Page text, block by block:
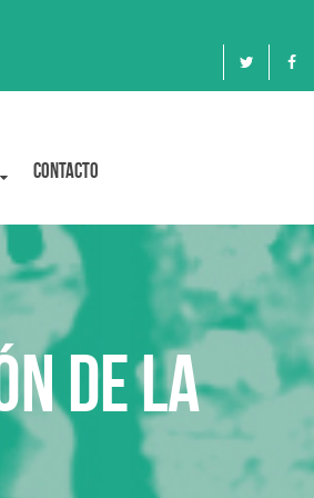
Contacto
de la